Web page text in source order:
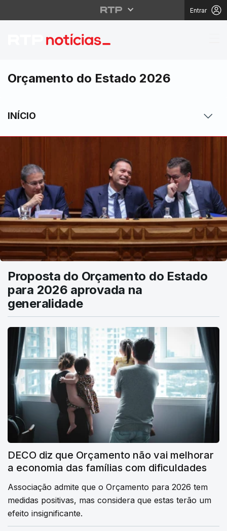
Entrar
Orçamento do
Orçamento do Estado 2026
INÍCIO
Proposta do Orçamento do Estado
para 2026 aprovada na
generalidade
DECO diz que Orçamento não vai melhorar
a economia das famílias com dificuldades
Associação admite que o Orçamento para 2026 tem
medidas positivas, mas considera que estas terão um
efeito insignificante.